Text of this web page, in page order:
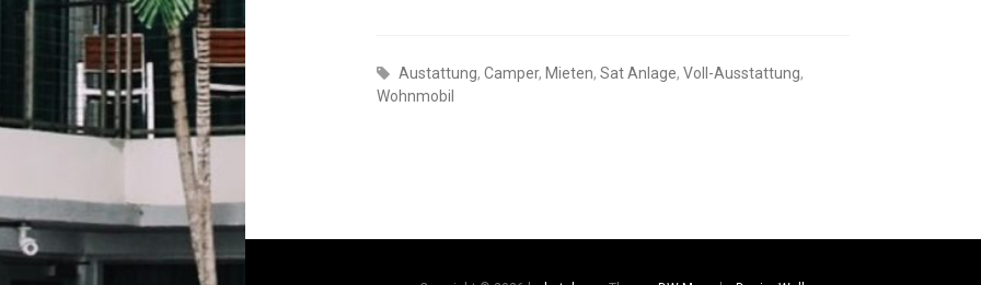
Austattung, Camper, Mieten, Sat Anlage, Voll-Ausstattung,
Wohnmobil